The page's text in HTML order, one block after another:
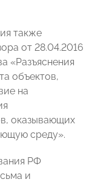
также
от 28.04.2016
«Разъяснения
объектов,
на
оказывающих
среду».
РФ
и